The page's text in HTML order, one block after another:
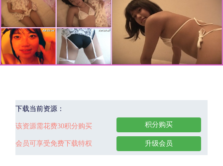
下载当前资源：
该资源需花费30积分购买
会员可享受免费下载特权
积分购买
升级会员